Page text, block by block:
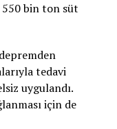
550 bin ton süt
tedavi
uygulandı.
için de